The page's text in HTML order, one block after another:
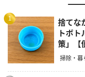
1
捨てな
トボ
策」【
掃除・暮